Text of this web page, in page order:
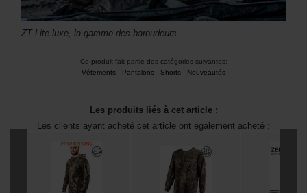
ZT Lite luxe, la gamme des baroudeurs
Ce produit fait partie des catégories suivantes:
Vêtements - Pantalons - Shorts - Nouveautés
Les produits liés à cet article :
Les clients ayant acheté cet article ont également acheté :